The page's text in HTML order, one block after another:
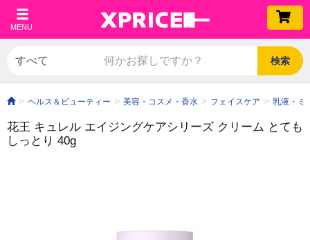
MENU
検索
ヘルス＆ビューティー 美容・コスメ・香水 フェイスケア 乳液・ミ
花王 キュレル エイジングケアシリーズ クリーム とても
しっとり 40g